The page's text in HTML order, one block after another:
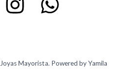
Mayorista. Powered by Yamila